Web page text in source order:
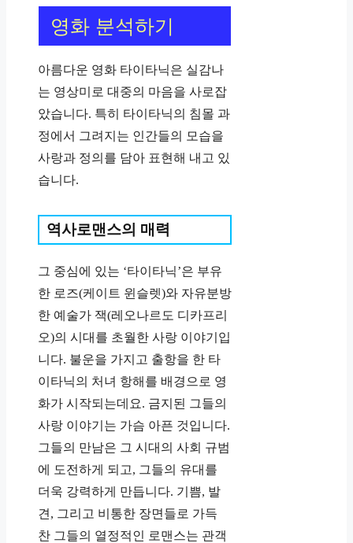
영화 분석하기
아름다운 영화 타이타닉은 실감나
는 영상미로 대중의 마음을 사로잡
았습니다. 특히 타이타닉의 침몰 과
정에서 그려지는 인간들의 모습을
사랑과 정의를 담아 표현해 내고 있
습니다.
역사로맨스의 매력
그 중심에 있는 ‘타이타닉’은 부유
한 로즈(케이트 윈슬렛)와 자유분방
한 예술가 잭(레오나르도 디카프리
오)의 시대를 초월한 사랑 이야기입
니다. 불운을 가지고 출항을 한 타
이타닉의 처녀 항해를 배경으로 영
화가 시작되는데요. 금지된 그들의
사랑 이야기는 가슴 아픈 것입니다.
그들의 만남은 그 시대의 사회 규범
에 도전하게 되고, 그들의 유대를
더욱 강력하게 만듭니다. 기쁨, 발
견, 그리고 비통한 장면들로 가득
찬 그들의 열정적인 로맨스는 관객